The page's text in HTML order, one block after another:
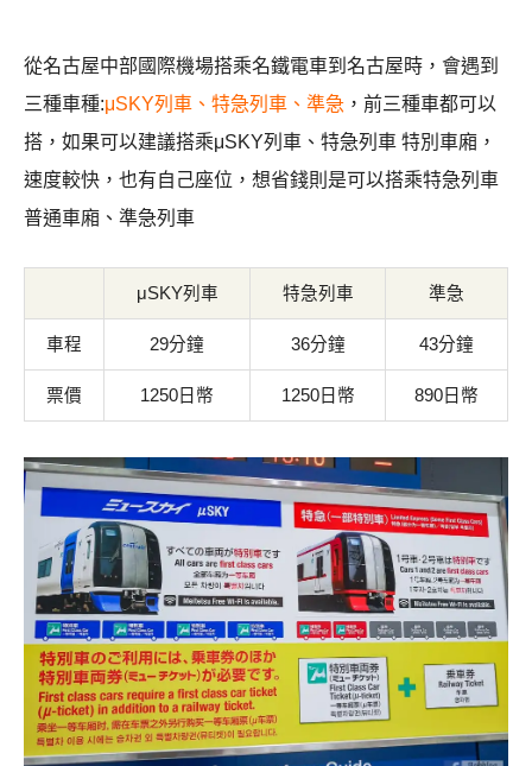
從名古屋中部國際機場搭乘名鐵電車到名古屋時，會遇到
三種車種:μSKY列車、特急列車、準急 ，前三種車都可以
搭，如果可以建議搭乘μSKY列車、特急列車 特別車廂，
速度較快，也有自己座位，想省錢則是可以搭乘特急列車
普通車廂、準急列車
μSKY列車 特急列車 準急
車程 29分鐘 36分鐘 43分鐘
票價 1250日幣 1250日幣 890日幣